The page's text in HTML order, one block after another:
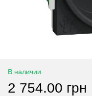
В наличии
2 754.00 грн